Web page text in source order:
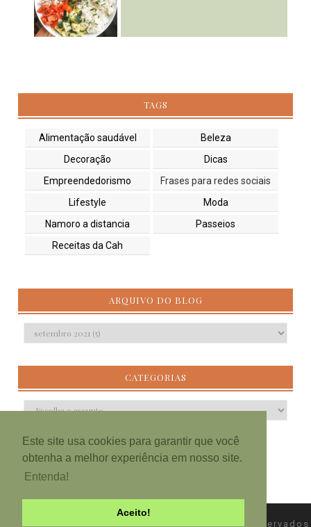
Este site usa cookies para garantir que você
obtenha a melhor experiência em nosso site.
Entenda!
Aceito!
TAGS
Alimentação saudável
Beleza
Decoração
Dicas
Empreendedorismo
Frases para redes sociais
Lifestyle
Moda
Namoro a distancia
Passeios
Receitas da Cah
ARQUIVO DO BLOG
CATEGORIAS
Copyright ©Blog Nunca FizTodos os direitos reservados